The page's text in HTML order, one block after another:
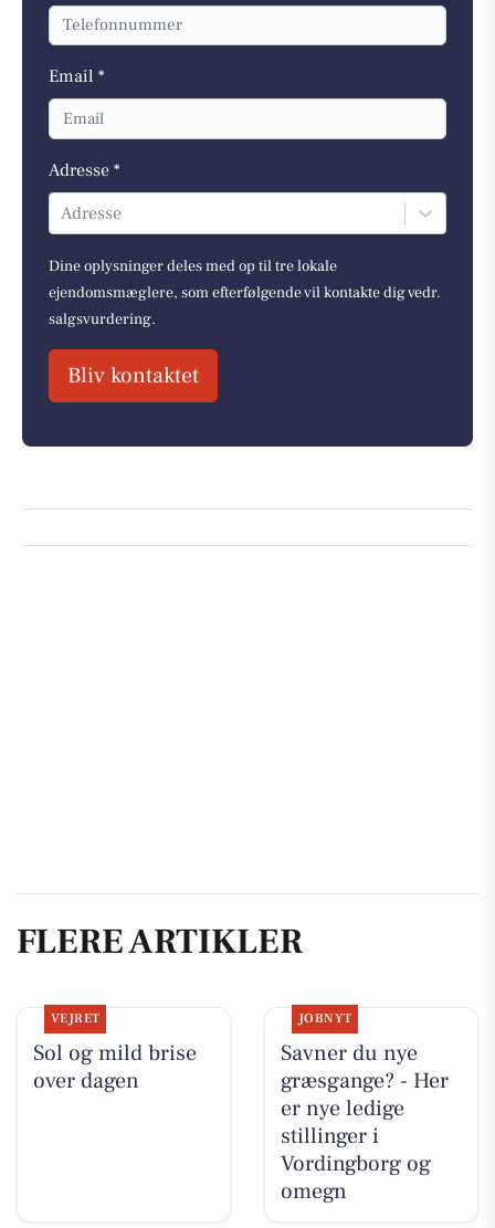
Email *
Adresse *
Adresse
Dine oplysninger deles med op til tre lokale
ejendomsmæglere, som efterfølgende vil kontakte dig vedr.
salgsvurdering.
Bliv kontaktet
FLERE ARTIKLER
VEJRET
Sol og mild brise
over dagen
JOBNYT
Savner du nye
græsgange? - Her
er nye ledige
stillinger i
Vordingborg og
omegn